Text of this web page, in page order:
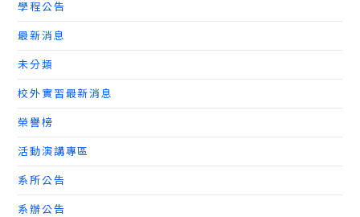
學程公告
最新消息
未分類
校外實習最新消息
榮譽榜
活動演講專區
系所公告
系辦公告